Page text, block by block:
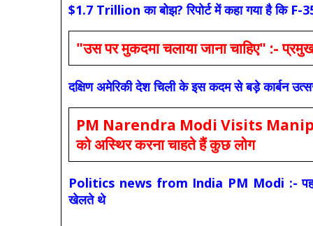
$1.7 Trillion का बोझ? रिपोर्ट में कहा गया है
"उस पर मुकदमा चलाया जाना चाहिए" :-
दक्षिण अमेरिकी देश चिली के इस कदम से बड़े कार्बन
PM Narendra Modi Visits Manipur:
को अस्थिर करना चाहते हैं कुछ लोग
Politics news from India PM Modi :- पहले
खेलते थे